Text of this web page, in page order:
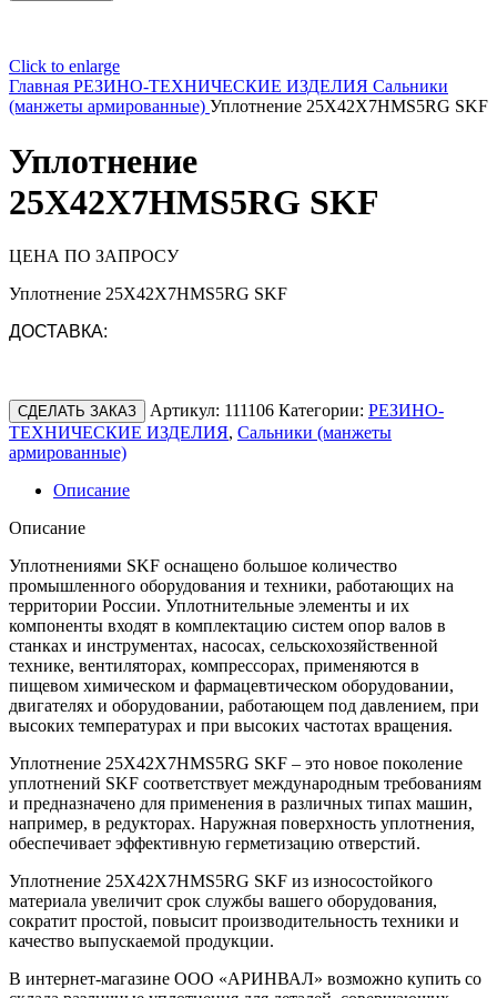
Click to enlarge
Главная РЕЗИНО-ТЕХНИЧЕСКИЕ ИЗДЕЛИЯ Сальники
(манжеты армированные) Уплотнение 25X42X7HMS5RG SKF
Уплотнение
25X42X7HMS5RG SKF
ЦЕНА ПО ЗАПРОСУ
Уплотнение 25X42X7HMS5RG SKF
ДОСТАВКА:
СДЕЛАТЬ ЗАКАЗ Артикул: 111106 Категории: РЕЗИНО-
ТЕХНИЧЕСКИЕ ИЗДЕЛИЯ, Сальники (манжеты
армированные)
Описание
Описание
Уплотнениями SKF оснащено большое количество
промышленного оборудования и техники, работающих на
территории России. Уплотнительные элементы и их
компоненты входят в комплектацию систем опор валов в
станках и инструментах, насосах, сельскохозяйственной
технике, вентиляторах, компрессорах, применяются в
пищевом химическом и фармацевтическом оборудовании,
двигателях и оборудовании, работающем под давлением, при
высоких температурах и при высоких частотах вращения.
Уплотнение 25X42X7HMS5RG SKF – это новое поколение
уплотнений SKF соответствует международным требованиям
и предназначено для применения в различных типах машин,
например, в редукторах. Наружная поверхность уплотнения,
обеспечивает эффективную герметизацию отверстий.
Уплотнение 25X42X7HMS5RG SKF из износостойкого
материала увеличит срок службы вашего оборудования,
сократит простой, повысит производительность техники и
качество выпускаемой продукции.
В интернет-магазине ООО «АРИНВАЛ» возможно купить со